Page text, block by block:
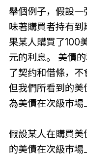
舉個例子，假設
味著購買者持有
果某人購買了100
元的利息。 美債
了契约和借條，不
但我們所看到的
為美債在次級市場
假設某人在購買
的美債在次級市